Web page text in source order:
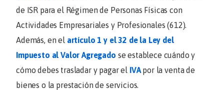
de ISR para el Régimen de Personas Físicas con
Actividades Empresariales y Profesionales (612).
Además, en el artículo 1 y el 32 de la Ley del
Impuesto al Valor Agregado se establece cuándo y
cómo debes trasladar y pagar el IVApor la venta de
bienes o la prestación de servicios.